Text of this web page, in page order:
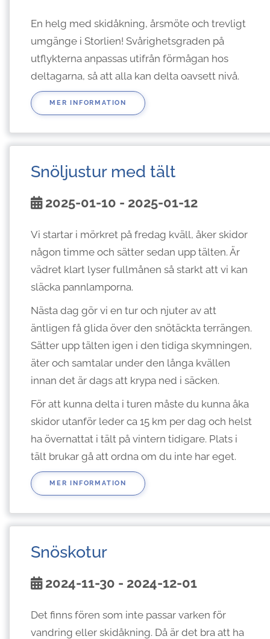
En helg med skidåkning, årsmöte och trevligt
umgänge i Storlien! Svårighetsgraden på
utflykterna anpassas utifrån förmågan hos
deltagarna, så att alla kan delta oavsett nivå.
MER INFORMATION
Snöljustur med tält
2025-01-10 - 2025-01-12
Vi startar i mörkret på fredag kväll, åker skidor
någon timme och sätter sedan upp tälten. Är
vädret klart lyser fullmånen så starkt att vi kan
släcka pannlamporna.
Nästa dag gör vi en tur och njuter av att
äntligen få glida över den snötäckta terrängen.
Sätter upp tälten igen i den tidiga skymningen,
äter och samtalar under den långa kvällen
innan det är dags att krypa ned i säcken.
För att kunna delta i turen måste du kunna åka
skidor utanför leder ca 15 km per dag och helst
ha övernattat i tält på vintern tidigare. Plats i
tält brukar gå att ordna om du inte har eget.
MER INFORMATION
Snöskotur
2024-11-30 - 2024-12-01
Det finns fören som inte passar varken för
vandring eller skidåkning. Då är det bra att ha